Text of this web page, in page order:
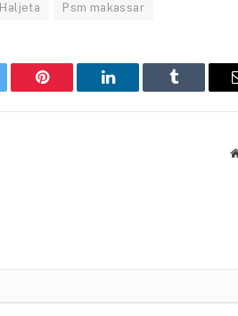
Psm makassar
Pinterest LinkedIn Tumblr